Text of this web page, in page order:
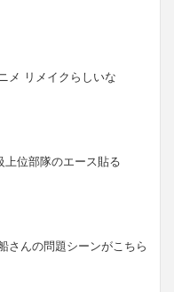
メ リメイクらしいな
上位部隊のエース貼る
さんの問題シーンがこちら